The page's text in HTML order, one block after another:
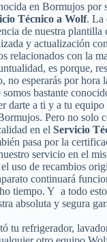
en Bormujos por
Técnico a Wolf. La
de nuestra plantilla
y actualización
relacionados con la
es porque,
no esperarás por hora
bastante
darte a ti y a tu
Pero no solo
en el Servicio
pasa por la
servicio en el
uso de recambios
continuará
tiempo. Y a todo
absoluta y segura
tu refrigerador,